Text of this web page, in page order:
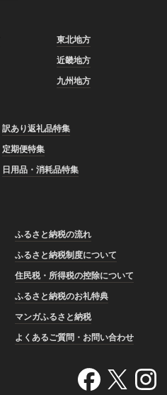
東北地方
近畿地方
九州地方
訳あり返礼品特集
定期便特集
日用品・消耗品特集
ふるさと納税の流れ
ふるさと納税制度について
住民税・所得税の控除について
ふるさと納税のお礼特典
マンガふるさと納税
よくあるご質問・お問い合わせ